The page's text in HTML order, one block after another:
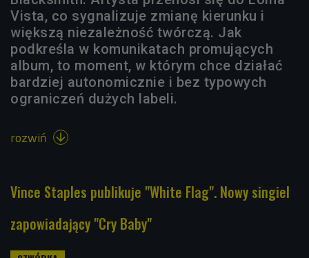
Vista, co sygnalizuje zmianę kierunku i
większą niezależność twórczą. Jak
podkreśla w komunikatach promujących
album, to moment, w którym chce działać
bardziej autonomicznie i bez typowych
ograniczeń dużych labeli.
rozwiń 
Vince Staples publikuje "White Flag". Nowy singiel
zapowiadający "Cry Baby"